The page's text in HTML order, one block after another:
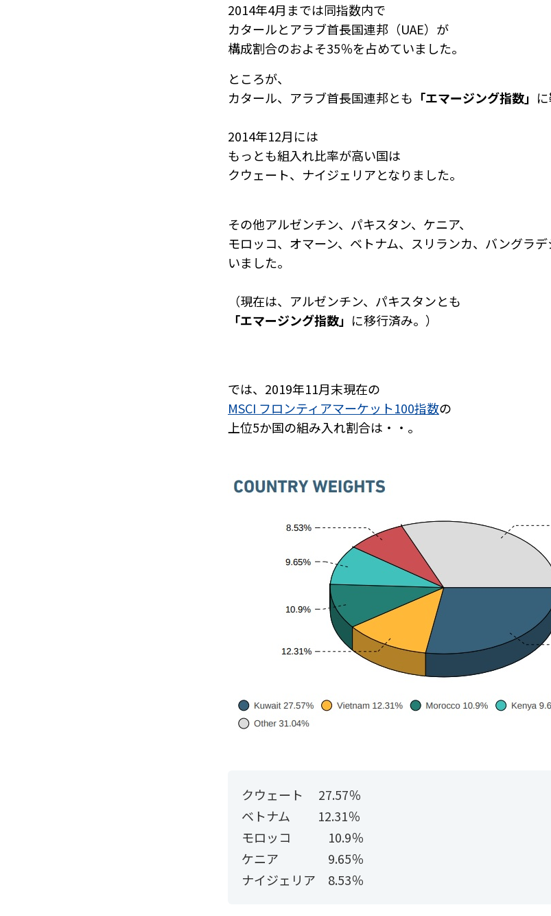
2014年4月までは同指数内で
カタールとアラブ首長国連邦（UAE）が
構成割合のおよそ35％を占めていました。
ところが、
カタール、アラブ首長国連邦とも 「エマージング指数」 に
2014年12月には
もっとも組入れ比率が高い国は
クウェート、ナイジェリアとなりました。
その他アルゼンチン、パキスタン、ケニア、
モロッコ、オマーン、ベトナム、スリランカ、バングラ
いました。
（現在は、アルゼンチン、パキスタンとも
「エマージング指数」 に移行済み。）
では、2019年11月末現在の
MSCI フロンティアマーケット100指数の
上位5か国の組み入れ割合は・・。
クウェート 27.57％
ベトナム 12.31％
モロッコ 10.9％
ケニア 9.65％
ナイジェリア 8.53％